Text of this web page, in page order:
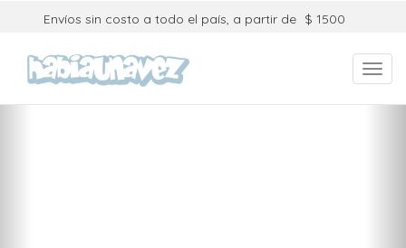
Envíos sin costo a todo el país, a partir de $ 1500